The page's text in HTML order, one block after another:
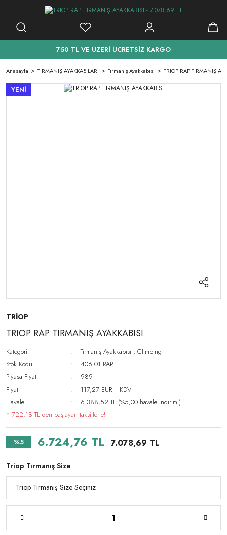
750 TL VE ÜZERİ ÜCRETSİZ KARGO
Anasayfa TIRMANIŞ AYAKKABILARI Tırmanış Ayakkabısı TRIOP RAP TIRMANIŞ
YENİ
TRİOP
TRIOP RAP TIRMANIŞ AYAKKABISI
Kategori Tırmanış Ayakkabısı ,Climbing
Stok Kodu
406.01.RAP
Piyasa Fiyatı
989
Fiyat
117,27 EUR + KDV
Havale
6.388,52 TL (%5,00 havale indirimi)
* 722,18 TL den başlayan taksitlerle!
%5 6.724,76 TL 7.078,69 TL
Triop Tırmanış Size